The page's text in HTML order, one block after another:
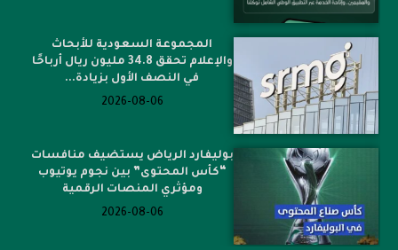
المجموعة السعودية للأبحاث
والإعلام تحقق 34.8 مليون ريال أرباحًا
في النصف الأول بزيادة...
2026-08-06
بوليفارد الرياض يستضيف منافسات
“كأس المحتوى” بين نجوم يوتيوب
ومؤثري المنصات الرقمية
2026-08-06